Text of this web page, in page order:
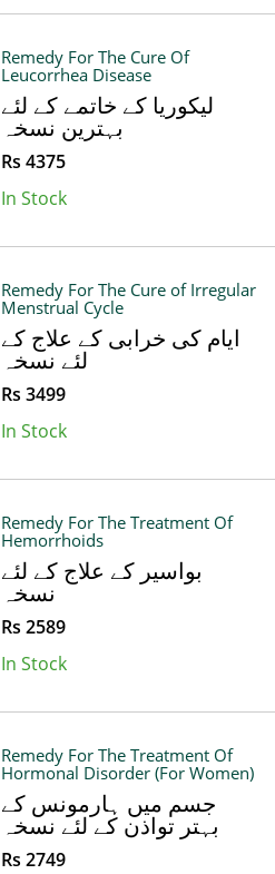
Remedy For The Cure Of
Leucorrhea Disease
لیکوریا کے خاتمے کے لئے
بہترین نسخہ
Rs 4375
In Stock
Remedy For The Cure of Irregular
Menstrual Cycle
ایام کی خرابی کے علاج کے
لئے نسخہ
Rs 3499
In Stock
Remedy For The Treatment Of
Hemorrhoids
بواسیر کے علاج کے لئے
نسخہ
Rs 2589
In Stock
Remedy For The Treatment Of
Hormonal Disorder (For Women)
جسم میں ہارمونس کے
بہتر تواذن کے لئے نسخہ
Rs 2749